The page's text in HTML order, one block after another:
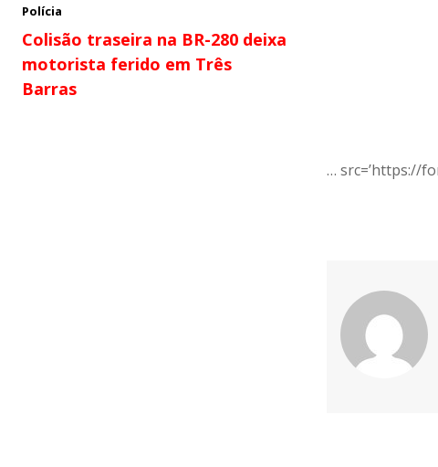
Polícia
Colisão traseira na BR-280 deixa
motorista ferido em Três
Barras
… src=’https://